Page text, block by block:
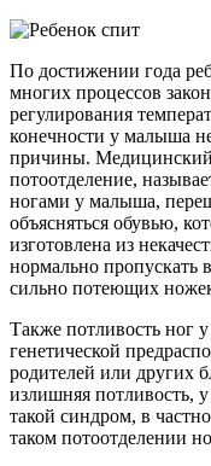
По достижении года
многих процессов
регулирования
конечности у малыша
причины.
потоотделение,
ногами у малыша,
объясняться обувью,
изготовлена из
нормально пропускать
сильно потеющих
Также потливость ног
генетической
родителей или других
излишняя потливость,
такой синдром, в
таком потоотделении